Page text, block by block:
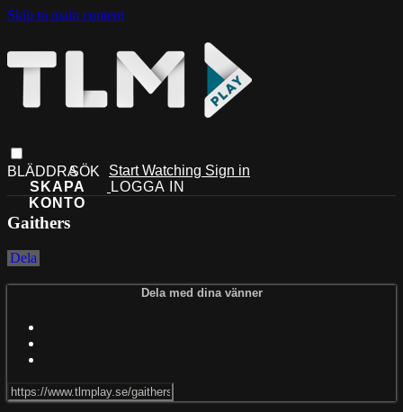
Skip to main content
Start Watching Sign in
Gaithers